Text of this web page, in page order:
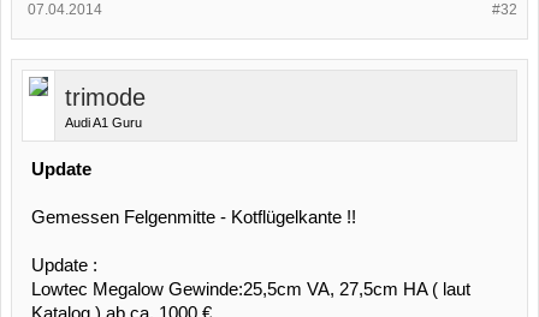
#32
07.04.2014
trimode
Audi A1 Guru
Update
Gemessen Felgenmitte - Kotflügelkante !!
Update :
Lowtec Megalow Gewinde:25,5cm VA, 27,5cm HA ( laut